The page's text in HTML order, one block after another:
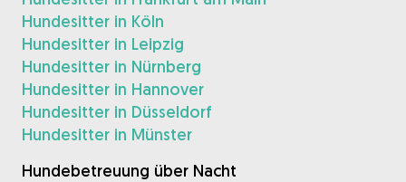
Hundesitter in Köln
Hundesitter in Leipzig
Hundesitter in Nürnberg
Hundesitter in Hannover
Hundesitter in Düsseldorf
Hundesitter in Münster
Hundebetreuung über Nacht